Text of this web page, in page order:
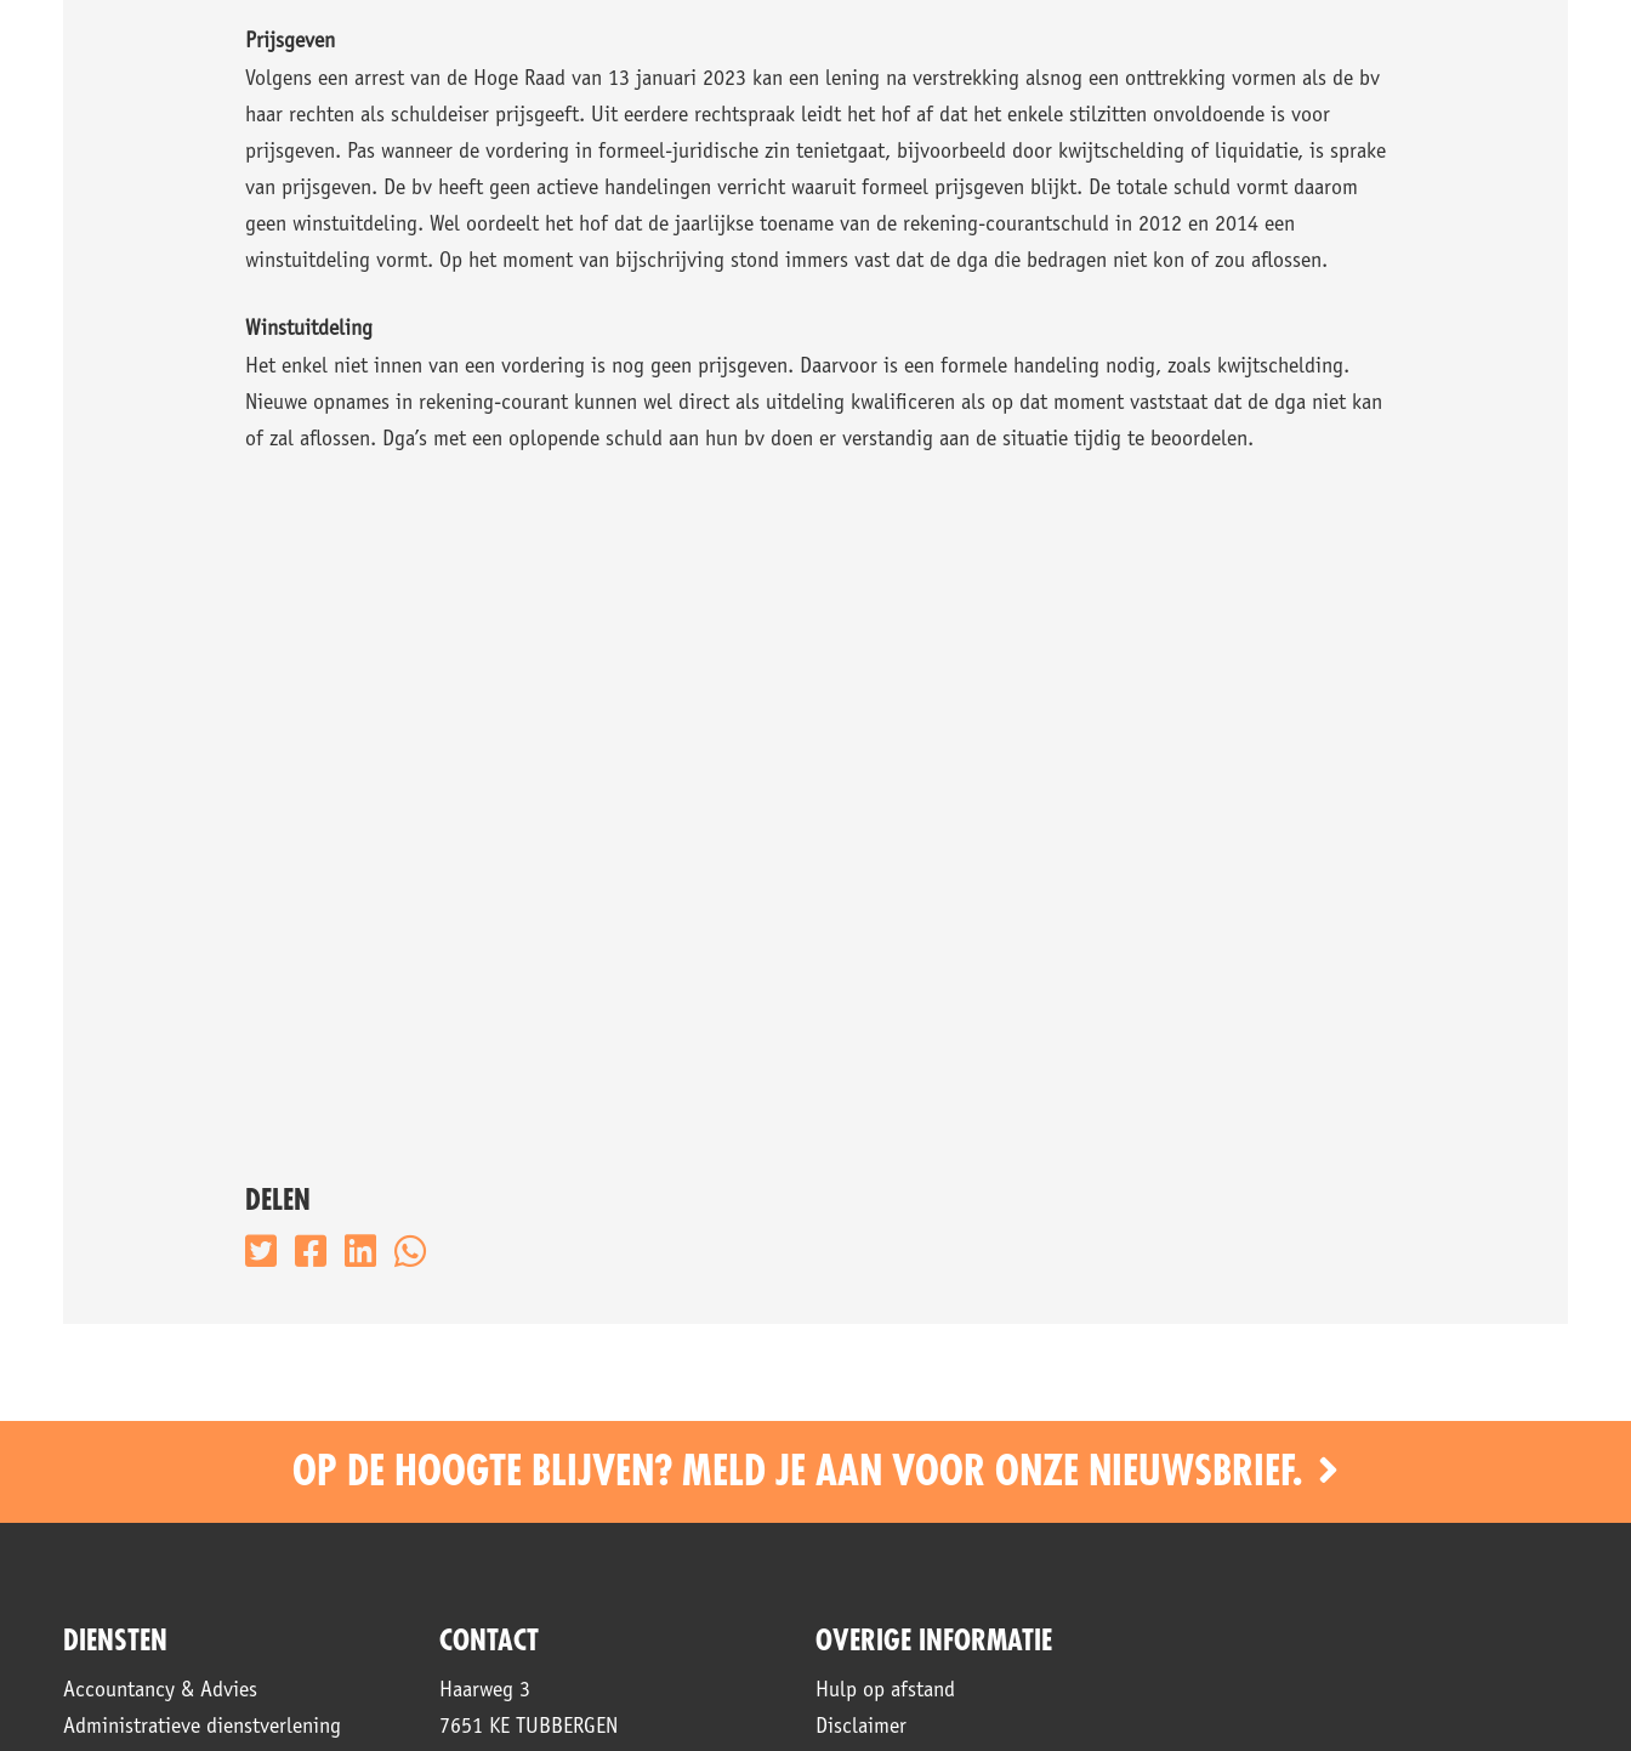
Prijsgeven
Volgens een arrest van de Hoge Raad van 13 januari 2023 kan een lening na verstrekking alsnog een onttrekking vormen als de bv
haar rechten als schuldeiser prijsgeeft. Uit eerdere rechtspraak leidt het hof af dat het enkele stilzitten onvoldoende is voor
prijsgeven. Pas wanneer de vordering in formeel-juridische zin tenietgaat, bijvoorbeeld door kwijtschelding of liquidatie, is sprake
van prijsgeven. De bv heeft geen actieve handelingen verricht waaruit formeel prijsgeven blijkt. De totale schuld vormt daarom
geen winstuitdeling. Wel oordeelt het hof dat de jaarlijkse toename van de rekening-courantschuld in 2012 en 2014 een
winstuitdeling vormt. Op het moment van bijschrijving stond immers vast dat de dga die bedragen niet kon of zou aflossen.
Winstuitdeling
Het enkel niet innen van een vordering is nog geen prijsgeven. Daarvoor is een formele handeling nodig, zoals kwijtschelding.
Nieuwe opnames in rekening-courant kunnen wel direct als uitdeling kwalificeren als op dat moment vaststaat dat de dga niet kan
of zal aflossen. Dga’s met een oplopende schuld aan hun bv doen er verstandig aan de situatie tijdig te beoordelen.
DELEN
OP DE HOOGTE BLIJVEN? MELD JE AAN VOOR ONZE NIEUWSBRIEF.
DIENSTEN
Accountancy & Advies
Administratieve dienstverlening
CONTACT
Haarweg 3
7651 KE TUBBERGEN
OVERIGE INFORMATIE
Hulp op afstand
Disclaimer